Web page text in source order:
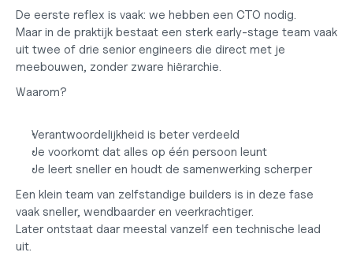
De eerste reflex is vaak: we hebben een CTO nodig.
Maar in de praktijk bestaat een sterk early-stage team vaak
uit twee of drie senior engineers die direct met je
meebouwen, zonder zware hiërarchie.
Waarom?
Verantwoordelijkheid is beter verdeeld
Je voorkomt dat alles op één persoon leunt
Je leert sneller en houdt de samenwerking scherper
Een klein team van zelfstandige builders is in deze fase
vaak sneller, wendbaarder en veerkrachtiger.
Later ontstaat daar meestal vanzelf een technische lead
uit.